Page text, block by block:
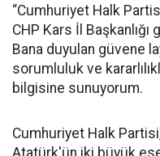
“Cumhuriyet Halk
CHP Kars İl
Bana duyulan güvene
sorumluluk ve
bilgisine sunuyorum.
Cumhuriyet Halk
Atatürk'ün iki büyük